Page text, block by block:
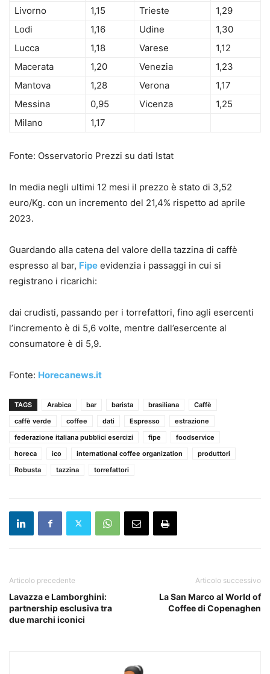
Livorno
1,15 Trieste
1,29
Lodi
1,16 Udine
1,30
Lucca
1,18 Varese
1,12
Macerata
1,20 Venezia
1,23
Mantova
1,28 Verona
1,17
Messina
0,95 Vicenza
1,25
Milano
1,17
Fonte: Osservatorio Prezzi su dati Istat
In media negli ultimi 12 mesi il prezzo è stato di 3,52
euro/Kg. con un incremento del 21,4% rispetto ad aprile
2023.
Guardando alla catena del valore della tazzina di caffè
espresso al bar, Fipe evidenzia i passaggi in cui si
registrano i ricarichi:
dai crudisti, passando per i torrefattori, fino agli esercenti
l’incremento è di 5,6 volte, mentre dall’esercente al
consumatore è di 5,9.
Fonte: Horecanews.it
TAGS Arabica bar barista brasiliana
Caffè
caffè verde
coffee dati Espresso
estrazione
federazione italiana pubblici esercizi
fipe
foodservice
horeca
ico international coffee organization
produttori
Robusta
tazzina torrefattori
Articolo precedente
Lavazza e Lamborghini:
partnership esclusiva tra
due marchi iconici
Articolo successivo
La San Marco al World of
Coffee di Copenaghen